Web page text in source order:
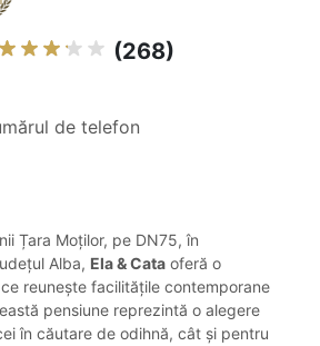
(268)
de telefon
Țara Moților, pe DN75, în
Alba, Ela & Cata oferă o
reunește facilitățile contemporane
pensiune reprezintă o alegere
în căutare de odihnă, cât și pentru